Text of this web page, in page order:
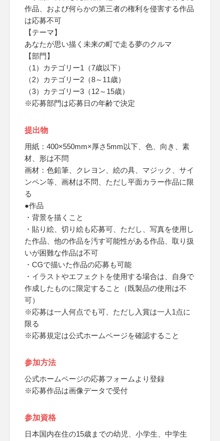
作品、および何らかの第三者の権利を侵害する作品
は応募不可
【テーマ】
あなたが思い描く未来の町で走る夢のクルマ
【部門】
（1）カテゴリー1（7歳以下）
（2）カテゴリー2（8～11歳）
（3）カテゴリー3（12～15歳）
※応募部門は応募日の年齢で決定
提出物
⽤紙：400×550mm×厚さ5mm以下、⾊、向き、素
材、形は不問
画材：⾊鉛筆、クレヨン、絵の具、マジック、サイ
ンペン等、画材は不問、ただし平⾯カラー作品に限
る
●作品
・背景を描くこと
・貼り絵、切り絵も応募可、ただし、写真を使⽤し
た作品、他の作品を汚す可能性がある作品、取り扱
いが困難な作品は不可
・CGで描いた作品の応募も可能
・イラストやエフェクトを使⽤する場合は、⾃⾝で
作成したものに限定すること（既製品の使⽤は不
可）
※応募は⼀⼈何点でも可、ただし⼊賞は⼀⼈1点に
限る
※応募規定は公式ホームページを確認すること
参加方法
公式ホームページの応募フォームより登録
※応募作品は画像データで受付
参加資格
日本国内在住の15歳までの幼児、小学生、中学生